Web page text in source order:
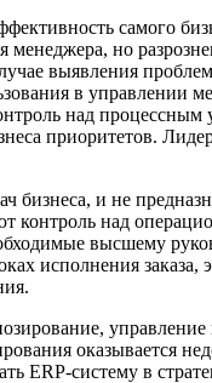
самого
но
выявления
в управлении
над процессным
приоритетов.
бизнеса, и не
контроль над
высшему
исполнения заказа,
управление
оказывается
ERP-систему в